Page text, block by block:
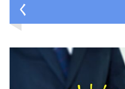
く